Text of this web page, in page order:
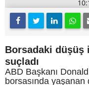
Borsadaki düşüş
suçladı
ABD Başkanı
borsasında yaşanan